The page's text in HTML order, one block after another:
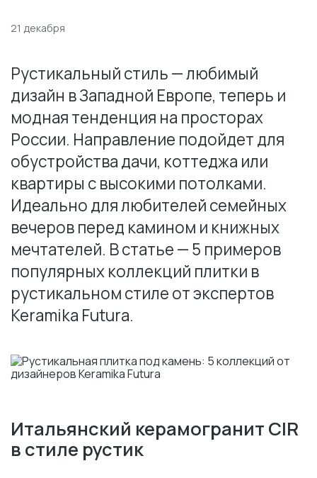
21 декабря
Рустикальный стиль — любимый
дизайн в Западной Европе, теперь и
модная тенденция на просторах
России. Направление подойдет для
обустройства дачи, коттеджа или
квартиры с высокими потолками.
Идеально для любителей семейных
вечеров перед камином и книжных
мечтателей. В статье — 5 примеров
популярных коллекций плитки в
рустикальном стиле от экспертов
Keramika Futura.
Итальянский керамогранит CIR
в стиле рустик